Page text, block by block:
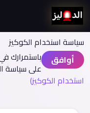
سياسة اسنخدام الكوكيز
أوافق
باستمرارك
على سياسة
استخدام الكوكيز)